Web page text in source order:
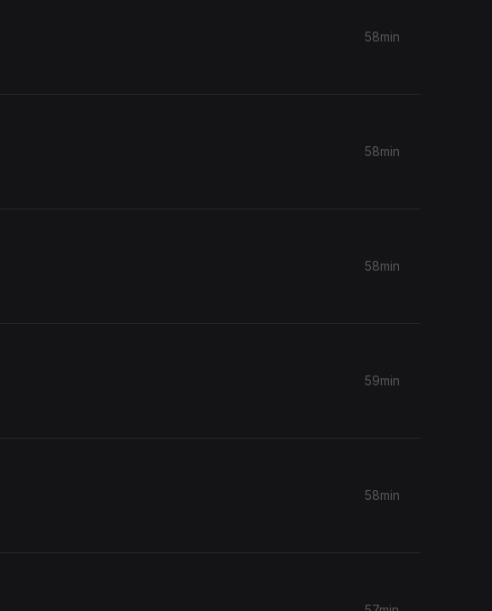
58min
58min
58min
59min
58min